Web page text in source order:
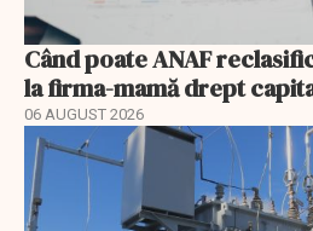
Când poate ANAF
la firma-mamă drept
06 AUGUST 2026